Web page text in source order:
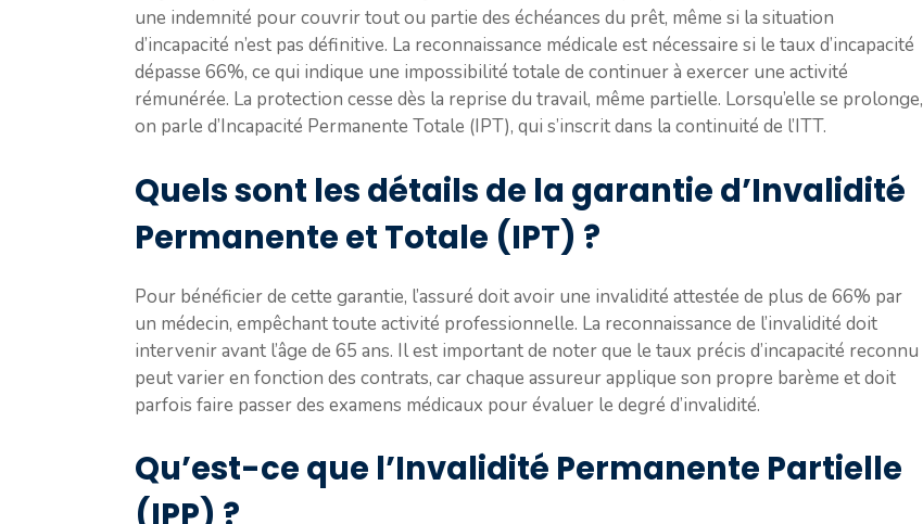
une indemnité pour couvrir tout ou partie des échéances du prêt, même si la situation
d’incapacité n’est pas définitive. La reconnaissance médicale est nécessaire si le taux d’incapacité
dépasse 66%, ce qui indique une impossibilité totale de continuer à exercer une activité
rémunérée. La protection cesse dès la reprise du travail, même partielle. Lorsqu’elle se prolonge,
on parle d’Incapacité Permanente Totale (IPT), qui s’inscrit dans la continuité de l’ITT.
Quels sont les détails de la garantie d’Invalidité
Permanente et Totale (IPT) ?
Pour bénéficier de cette garantie, l’assuré doit avoir une invalidité attestée de plus de 66% par
un médecin, empêchant toute activité professionnelle. La reconnaissance de l’invalidité doit
intervenir avant l’âge de 65 ans. Il est important de noter que le taux précis d’incapacité reconnu
peut varier en fonction des contrats, car chaque assureur applique son propre barème et doit
parfois faire passer des examens médicaux pour évaluer le degré d’invalidité.
Qu’est-ce que l’Invalidité Permanente Partielle
(IPP) ?